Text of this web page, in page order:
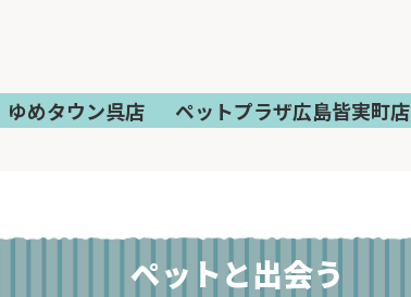
ゆめタウン呉店 ペットプラザ広島皆実町店
ペットと出会う